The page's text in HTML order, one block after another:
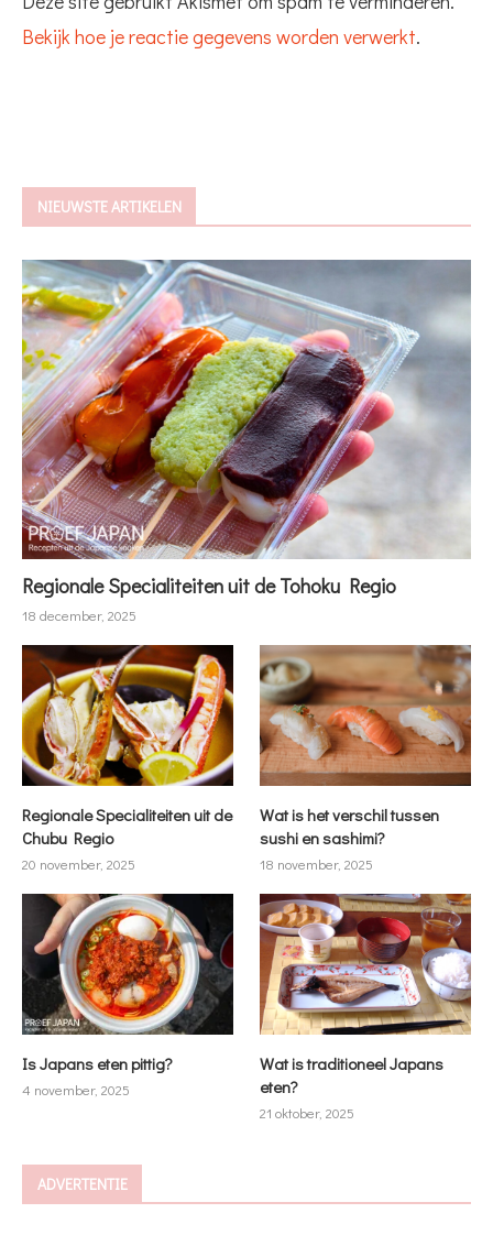
Bekijk hoe je reactie gegevens worden verwerkt.
NIEUWSTE ARTIKELEN
Regionale Specialiteiten uit de Tohoku Regio
18 december, 2025
Regionale Specialiteiten uit de
Chubu Regio
20 november, 2025
Wat is het verschil tussen
sushi en sashimi?
18 november, 2025
Is Japans eten pittig?
4 november, 2025
Wat is traditioneel Japans
eten?
21 oktober, 2025
ADVERTENTIE